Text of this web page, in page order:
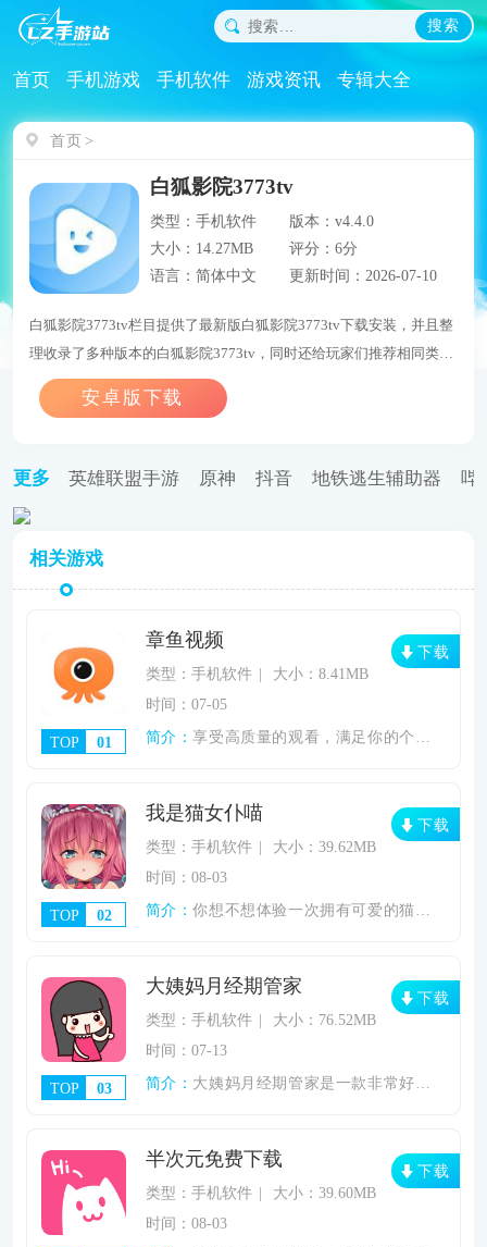
搜索
首页 手机游戏 手机软件 游戏资讯 专辑大全
首页
白狐影院3773tv
类型：手机软件
版本：v4.4.0
大小：14.27MB
评分：6分
语言：简体中文
更新时间：2026-07-10
白狐影院3773tv栏目提供了最新版白狐影院3773tv下载安装，并且整
理收录了多种版本的白狐影院3773tv，同时还给玩家们推荐相同类型
的游戏，让用户们能够在这里找到自己喜欢的游戏。
更多 英雄联盟手游 原神 抖音 地铁逃生辅助器 哔
相关游戏
TOP 01
章鱼视频
类型：手机软件
大小：8.41MB
时间：07-05
简介：享受高质量的观看，满足你的个人观影。《章
下载
TOP 02
我是猫女仆喵
类型：手机软件
大小：39.62MB
时间：08-03
简介：你想不想体验一次拥有可爱的猫娘的快感，想
下载
TOP 03
大姨妈月经期管家
类型：手机软件
大小：76.52MB
时间：07-13
简介： 大姨妈月经期管家是一款非常好用的手机经期
下载
半次元免费下载
类型：手机软件
大小：39.60MB
时间：08-03
下载